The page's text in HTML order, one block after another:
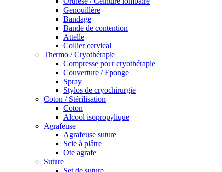
Genouillère
Bandage
Bande de contention
Attelle
Collier cervical
Thermo / Cryothérapie
Compresse pour cryothérapie
Couverture / Eponge
Spray
Stylos de cryochirurgie
Coton / Stérilisation
Coton
Alcool isopropylique
Agrafeuse
Agrafeuse suture
Scie à plâtre
Ote agrafe
Suture
Set de suture